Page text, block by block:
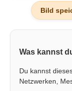
Bild
Was kannst
Du kannst
Netzwerken,